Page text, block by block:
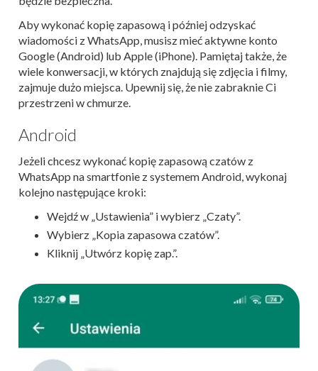
Aby wykonać kopię zapasową i później odzyskać
wiadomości z WhatsApp, musisz mieć aktywne konto
Google (Android) lub Apple (iPhone). Pamiętaj także, że
wiele konwersacji, w których znajdują się zdjęcia i filmy,
zajmuje dużo miejsca. Upewnij się, że nie zabraknie Ci
przestrzeni w chmurze.
Android
Jeżeli chcesz wykonać kopię zapasową czatów z
WhatsApp na smartfonie z systemem Android, wykonaj
kolejno następujące kroki:
Wejdź w „Ustawienia” i wybierz „Czaty”.
Wybierz „Kopia zapasowa czatów”.
Kliknij „Utwórz kopię zap.”.